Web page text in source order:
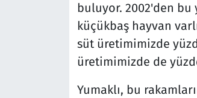
buluyor. 2002'den bu
küçükbaş hayvan
süt üretimimizde
üretimimizde de
Yumaklı, bu